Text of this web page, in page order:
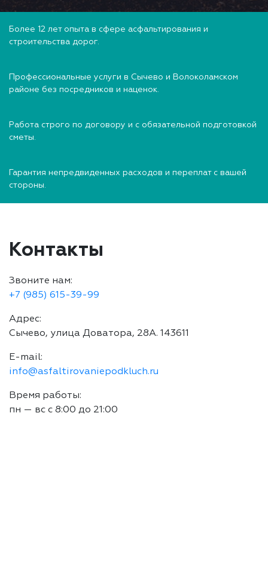
Более 12 лет опыта в сфере асфальтирования и
строительства дорог.
Профессиональные услуги в Сычево и Волоколамском
районе без посредников и наценок.
Работа строго по договору и с обязательной подготовкой
сметы.
Гарантия непредвиденных расходов и переплат с вашей
стороны.
Контакты
Звоните нам:
+7 (985) 615-39-99
Адрес:
Сычево, улица Доватора, 28А. 143611
E-mail:
info@asfaltirovaniepodkluch.ru
Время работы:
пн — вс с 8:00 до 21:00